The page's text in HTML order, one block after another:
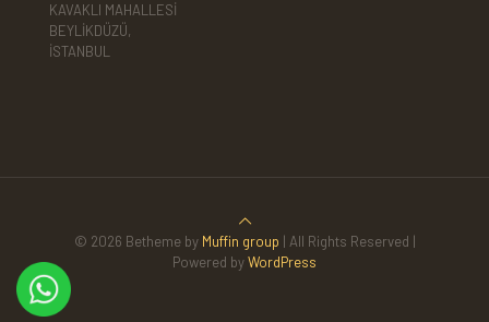
KAVAKLI MAHALLESİ
BEYLİKDÜZÜ,
İSTANBUL
© 2026 Betheme by Muffin group | All Rights Reserved |
Powered byWordPress